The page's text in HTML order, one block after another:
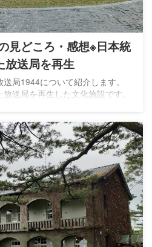
見どころ・感想※日本統
放送局を再生
局1944について紹介します。
送局を再生した文化施設です。